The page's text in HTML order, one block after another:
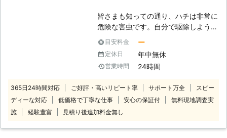
やマンションなどの貨物物件などに出
現したシロアリの駆除、防除も対応し
ております。アリみたいな虫がいたけ
る…一回見積もりだけでもしてもらい
たい。ささいなことでも一度シロアリ
しっかりと駆除するには、出現時のみ
ならず定期的な薬剤配布による対策が
重要になってきます。シロアリ110番
皆さまも知っての通り、ハチは非常に
危険な害虫です。自分で駆除しようと
近づくことで、より危険性が増してし
まうことがあるので注意してくださ
い。 過去には殺虫剤の効き目が悪か
った・大群で襲われたなどといったハ
す。 刺されると腫れや痛みがひどく
なり、最悪の場合死に至ることもあり
ます。 安心安全確実にハチを撃退す
る業者に依頼するのがおすすめです。
目安料金 ー
定休日 年中無休
営業時間 24時間
365日24時間対応 ご好評・高いリピート率 サポート万全
スピー
ディーな対応
低価格で丁寧な仕事 安心の保証付
無料現地調査実
施
経験豊富 見積り後追加料金無し